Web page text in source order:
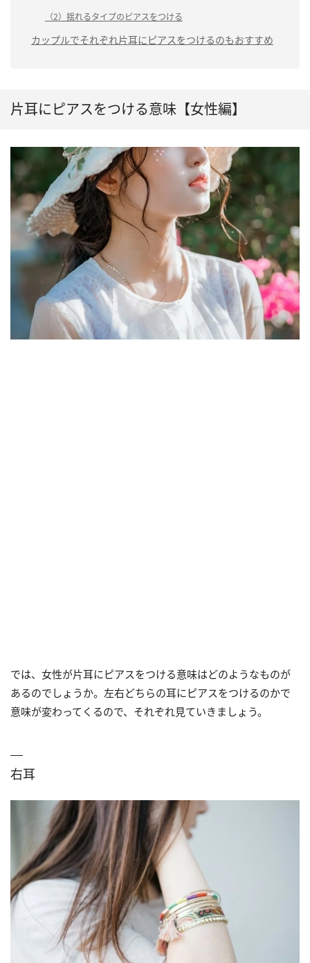
（2）揺れるタイプのピアスをつける
カップルでそれぞれ片耳にピアスをつけるのもおすすめ
片耳にピアスをつける意味【女性編】
では、女性が片耳にピアスをつける意味はどのようなものが
あるのでしょうか。左右どちらの耳にピアスをつけるのかで
意味が変わってくるので、それぞれ見ていきましょう。
右耳